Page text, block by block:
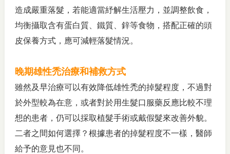
造成嚴重落髮，若能適當紓解生活壓力，並調整飲食，
均衡攝取含有蛋白質、鐵質、鋅等食物，搭配正確的頭
皮保養方式，應可減輕落髮情況。
晚期雄性禿治療和補救方式
雖然及早治療可以有效降低雄性禿的掉髮程度，不過對
於外型較為在意，或者對於用生髮口服藥反應比較不理
想的患者，仍可以採取植髮手術或戴假髮來改善外貌。
二者之間如何選擇？根據患者的掉髮程度不一樣，醫師
給予的意見也不同。